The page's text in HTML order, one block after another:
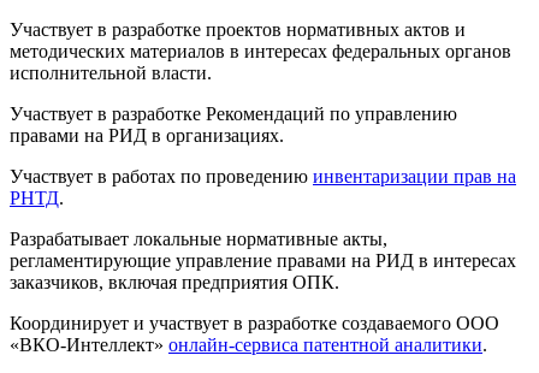
Участвует в разработке проектов нормативных актов и
методических материалов в интересах федеральных органов
исполнительной власти.
Участвует в разработке Рекомендаций по управлению
правами на РИД в организациях.
Участвует в работах по проведению инвентаризации прав на
РНТД.
Разрабатывает локальные нормативные акты,
регламентирующие управление правами на РИД в интересах
заказчиков, включая предприятия ОПК.
Координирует и участвует в разработке создаваемого ООО
«ВКО-Интеллект» онлайн-сервиса патентной аналитики.